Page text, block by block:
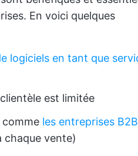
En voici quelques
logiciels en tant que
est limitée
les entreprises B2B
chaque vente)